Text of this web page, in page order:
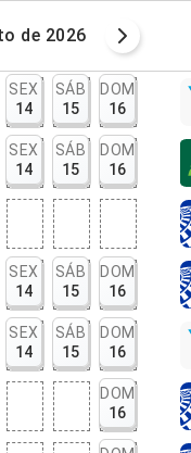
de 2026
SEX
14
SÁB
15
DOM
16
SEX
14
SÁB
15
DOM
16
SEX
14
SÁB
15
DOM
16
SEX
14
SÁB
15
DOM
16
DOM
16